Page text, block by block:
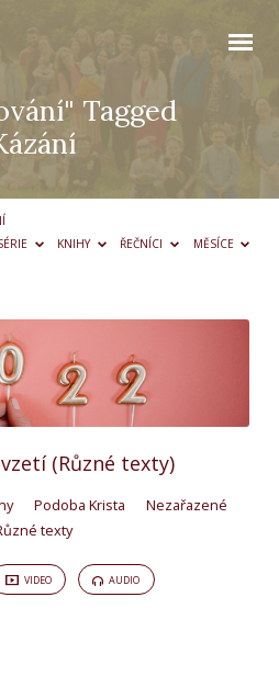
Tagged
KNIHY ŘEČNÍCI MĚSÍCE
(Různé texty)
Podoba Krista
Nezařazené
texty
VIDEO AUDIO